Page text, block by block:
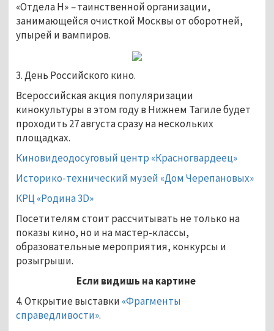
«Отдела Н»–таинственной организации,
занимающейся очисткой Москвы от оборотней,
упырей и вампиров.
3. День Российского кино.
Всероссийская акция популяризации
кинокультуры в этом году в Нижнем Тагиле будет
проходить 27 августа сразу на нескольких
площадках.
Киновидеодосуговый центр «Красногвардеец»
Историко-технический музей «Дом Черепановых»
КРЦ «Родина 3D»
Посетителям стоит рассчитывать не только на
показы кино, но и на мастер-классы,
образовательные мероприятия, конкурсы и
розыгрыши.
Если видишь на картине
4. Открытие выставки «Фрагменты
справедливости».